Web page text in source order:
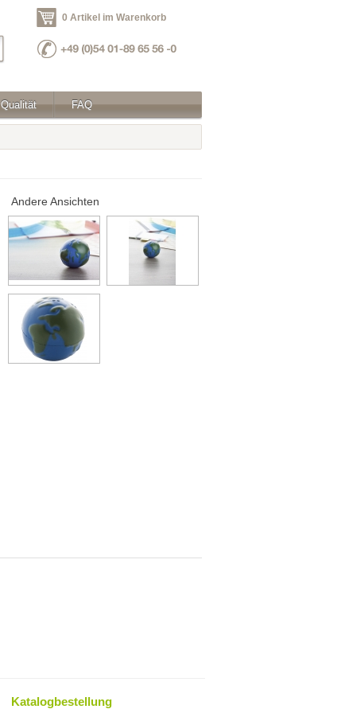
0 Artikel im Warenkorb
Qualität FAQ
Andere Ansichten
Katalogbestellung